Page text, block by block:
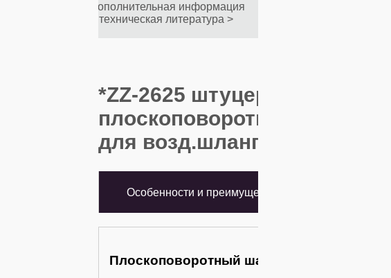
Дополнительная информация
и техническая литература >
*ZZ-2625 штуцер резьб.
плоскоповоротного
для возд.шланга -
Особенности и преимущества
Плоскоповоротный шарнир 1/4" ZZ-2625